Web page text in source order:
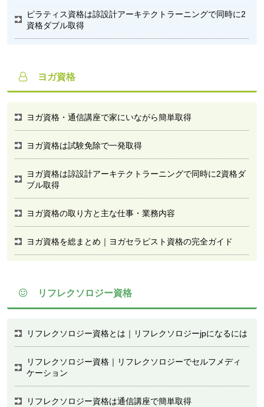
ピラティス資格は諒設計アーキテクトラーニングで同時に2
資格ダブル取得
ヨガ資格
ヨガ資格・通信講座で家にいながら簡単取得
ヨガ資格は試験免除で一発取得
ヨガ資格は諒設計アーキテクトラーニングで同時に2資格ダ
ブル取得
ヨガ資格の取り方と主な仕事・業務内容
ヨガ資格を総まとめ｜ヨガセラピスト資格の完全ガイド
リフレクソロジー資格
リフレクソロジー資格とは｜リフレクソロジーjpになるには
リフレクソロジー資格｜リフレクソロジーでセルフメディ
ケーション
リフレクソロジー資格は通信講座で簡単取得